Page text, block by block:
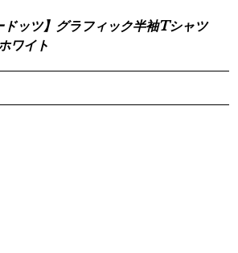
ッツ】グラフィック半袖Tシャツ
ワイト